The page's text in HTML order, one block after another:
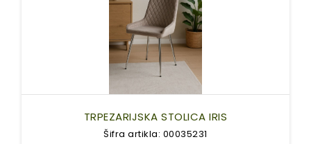
TRPEZARIJSKA STOLICA IRIS
Šifra artikla: 00035231